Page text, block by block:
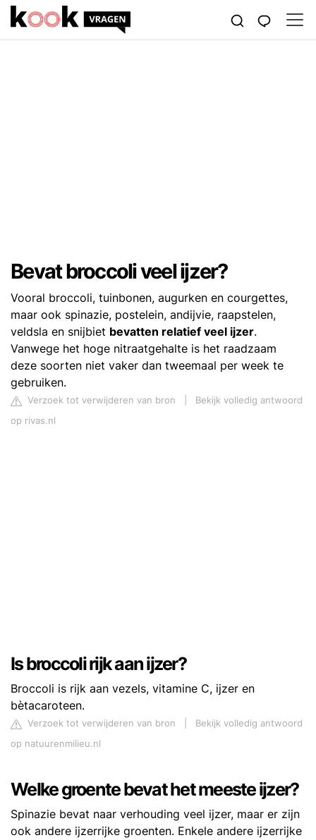
Bevat broccoli veel ijzer?
Vooral broccoli, tuinbonen, augurken en courgettes,
maar ook spinazie, postelein, andijvie, raapstelen,
veldsla en snijbiet bevatten relatief veel ijzer.
Vanwege het hoge nitraatgehalte is het raadzaam
deze soorten niet vaker dan tweemaal per week te
gebruiken.
Verzoek tot verwijderen van bron
Bekijk volledig antwoord
op rivas.nl
Is broccoli rijk aan ijzer?
Broccoli is rijk aan vezels, vitamine C, ijzer en
bètacaroteen.
Verzoek tot verwijderen van bron
Bekijk volledig antwoord
op natuurenmilieu.nl
Welke groente bevat het meeste ijzer?
Spinazie bevat naar verhouding veel ijzer, maar er zijn
ook andere ijzerrijke groenten. Enkele andere ijzerrijke